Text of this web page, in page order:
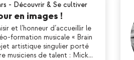
- Découvrir & Se cultiver
en images !
et l’honneur d’accueillir le
formation musicale « Brain
artistique singulier porté
musiciens de talent : Mick…